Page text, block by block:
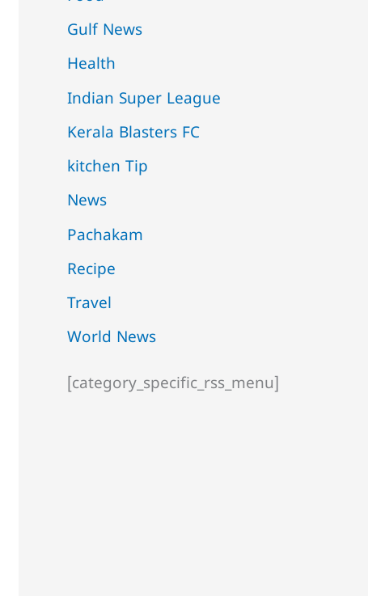
Gulf News
Health
Indian Super League
Kerala Blasters FC
kitchen Tip
News
Pachakam
Recipe
Travel
World News
[category_specific_rss_menu]